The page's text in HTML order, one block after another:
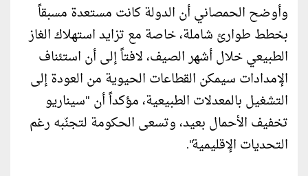
وأوضح الحمصاني أن الدولة كانت مستعدة مسبقاً
بخطط طوارئ شاملة، خاصة مع تزايد استهلاك الغاز
الطبيعي خلال أشهر الصيف، لافتاً إلى أن استئناف
الإمدادات سيمكن القطاعات الحيوية من العودة إلى
التشغيل بالمعدلات الطبيعية، مؤكداً أن "سيناريو
تخفيف الأحمال بعيد، وتسعى الحكومة لتجنّبه رغم
التحديات الإقليمية".